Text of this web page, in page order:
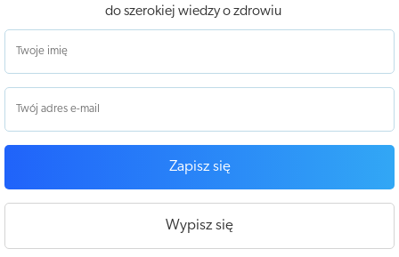
do szerokiej wiedzy o zdrowiu
Zapisz się
Wypisz się